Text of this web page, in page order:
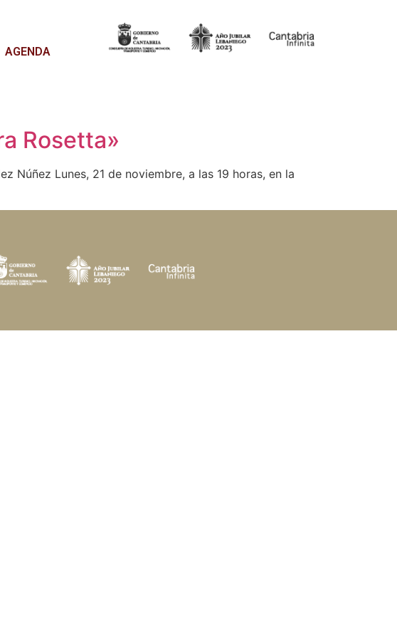
AGENDA
Rosetta»
Núñez Lunes, 21 de noviembre, a las 19 horas, en la